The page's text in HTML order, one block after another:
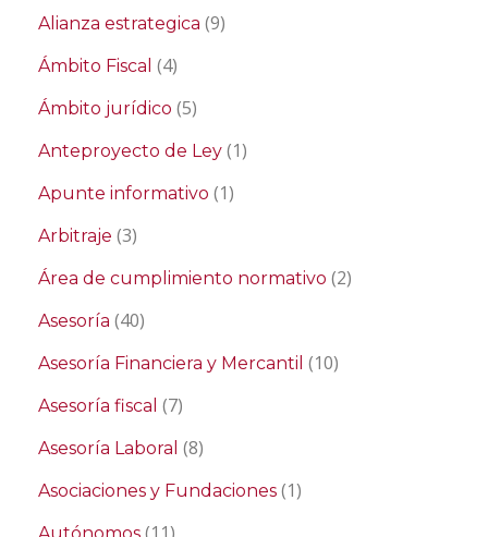
Alianza estrategica (9)
Ámbito Fiscal (4)
Ámbito jurídico (5)
Anteproyecto de Ley (1)
Apunte informativo (1)
Arbitraje (3)
Área de cumplimiento normativo (2)
Asesoría (40)
Asesoría Financiera y Mercantil (10)
Asesoría fiscal (7)
Asesoría Laboral (8)
Asociaciones y Fundaciones (1)